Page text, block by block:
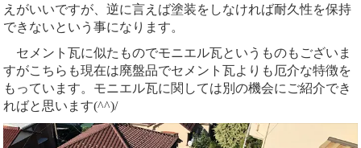
えがいいですが、逆に言えば塗装をしなければ耐久性を保持
できないという事になります。
セメント瓦に似たものでモニエル瓦というものもございま
すがこちらも現在は廃盤品でセメント瓦よりも厄介な特徴を
もっています。モニエル瓦に関しては別の機会にご紹介でき
ればと思います(^^)/